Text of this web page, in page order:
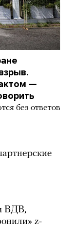
—
без ответов
ВДВ,
z-